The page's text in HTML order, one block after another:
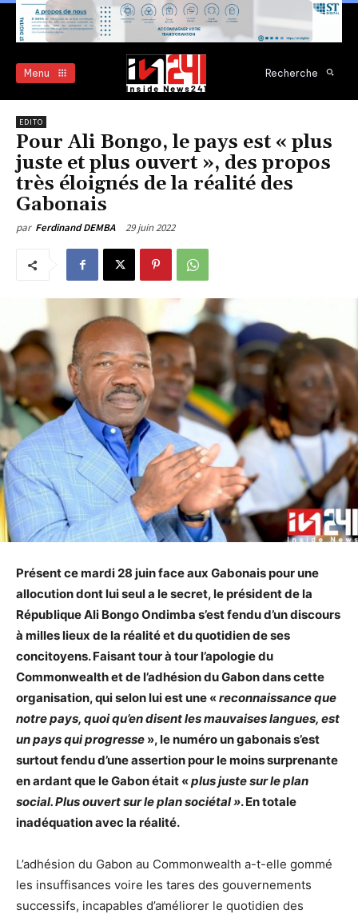
Menu Recherche
EDITO
Pour Ali Bongo, le pays est « plus
juste et plus ouvert », des propos
très éloignés de la réalité des
Gabonais
par Ferdinand DEMBA 29 juin 2022
Présent ce mardi 28 juin face aux Gabonais pour une
allocution dont lui seul a le secret, le président de la
République Ali Bongo Ondimba s’est fendu d’un discours
à milles lieux de la réalité et du quotidien de ses
concitoyens. Faisant tour à tour l’apologie du
Commonwealth et de l’adhésion du Gabon dans cette
organisation, qui selon lui est une «reconnaissance que
notre pays, quoi qu’en disent les mauvaises langues, est
un pays qui progresse », le numéro un gabonais s’est
surtout fendu d’une assertion pour le moins surprenante
en ardant que le Gabon était «plus juste sur le plan
social. Plus ouvert sur le plan sociétal ». En totale
inadéquation avec la réalité.
L’adhésion du Gabon au Commonwealth a-t-elle gommé
les insuffisances voire les tares des gouvernements
successifs, incapables d’améliorer le quotidien des